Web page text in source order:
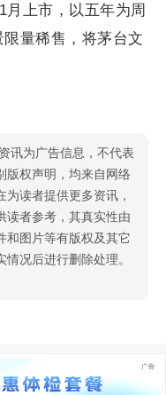
月上市，以五年为周
量稀售，将茅台文
讯为广告信息，不代表
版权声明，均来自网络
读者提供更多资讯，
读者参考，其真实性由
和图片等有版权及其它
况后进行删除处理。